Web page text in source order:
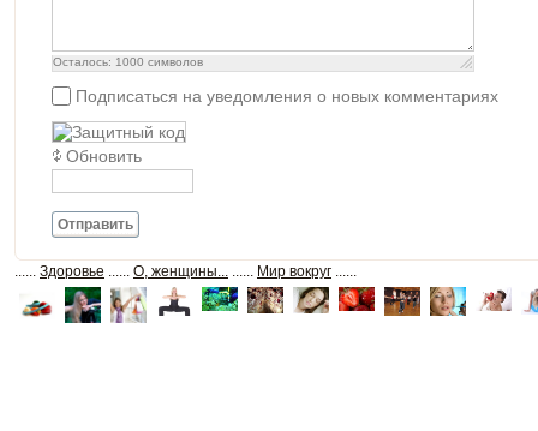
Осталось: 1000 символов
Подписаться на уведомления о новых комментариях
Обновить
Отправить
...... Здоровье ...... О, женщины... ...... Мир вокруг ......